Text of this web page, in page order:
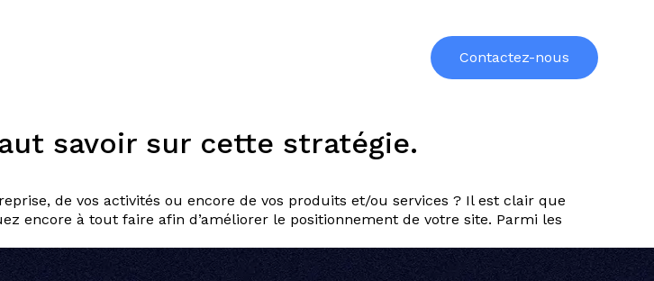
Contactez-nous
savoir sur cette stratégie.
de vos activités ou encore de vos produits et/ou services ? Il est clair que
encore à tout faire afin d’améliorer le positionnement de votre site. Parmi les